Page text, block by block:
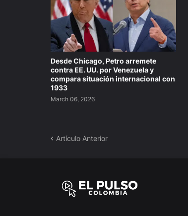
Desde Chicago, Petro arremete
contra EE. UU. por Venezuela y
compara situación internacional con
1933
March 06, 2026
Artículo Anterior